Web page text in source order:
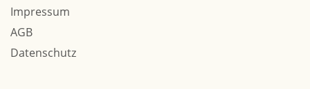
Impressum
AGB
Datenschutz